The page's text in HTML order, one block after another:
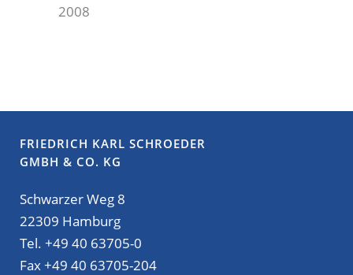
2008
FRIEDRICH KARL SCHROEDER
GMBH & CO. KG
Schwarzer Weg 8
22309 Hamburg
Tel. +49 40 63705-0
Fax +49 40 63705-204